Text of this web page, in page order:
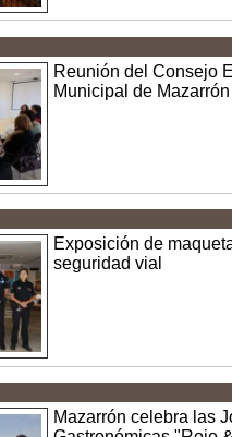
Reunión del Consejo
Municipal de Mazarrón
Exposición de
seguridad vial
Mazarrón celebra las